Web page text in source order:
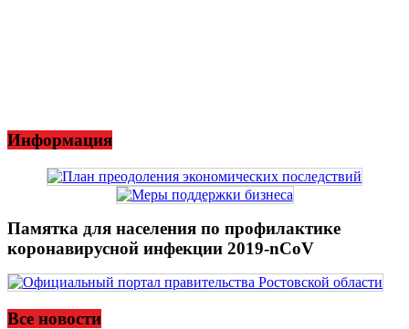
Информация
Памятка для населения по профилактике
коронавирусной инфекции 2019-nCoV
Все новости